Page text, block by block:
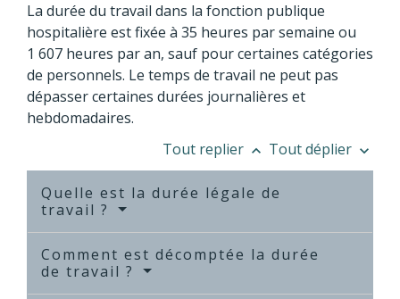
La durée du travail dans la fonction publique
hospitalière est fixée à 35 heures par semaine ou
1 607 heures par an, sauf pour certaines catégories
de personnels. Le temps de travail ne peut pas
dépasser certaines durées journalières et
hebdomadaires.
Tout replier keyboard_arrow_up Tout déplier keyboard_arrow_down
Quelle est la durée légale de
travail ?
Comment est décomptée la durée
de travail ?